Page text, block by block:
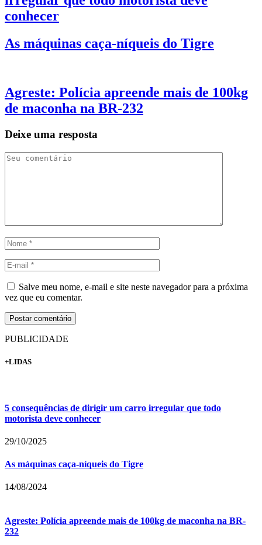
conhecer
As máquinas caça-níqueis do Tigre
Agreste: Polícia apreende mais de 100kg
de maconha na BR-232
Deixe uma resposta
Salve meu nome, e-mail e site neste navegador para a próxima
vez que eu comentar.
PUBLICIDADE
+LIDAS
5 consequências de dirigir um carro irregular que todo
motorista deve conhecer
29/10/2025
As máquinas caça-níqueis do Tigre
14/08/2024
Agreste: Polícia apreende mais de 100kg de maconha na BR-
232